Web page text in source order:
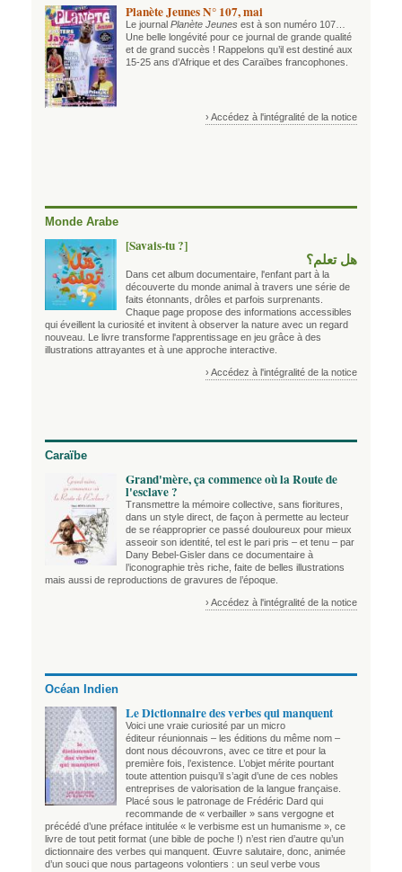
Planète Jeunes N° 107, mai
Le journal Planète Jeunes est à son numéro 107…
Une belle longévité pour ce journal de grande qualité
et de grand succès ! Rappelons qu’il est destiné aux
15-25 ans d’Afrique et des Caraïbes francophones.
› Accédez à l'intégralité de la notice
Monde Arabe
[Savais-tu ?]
هل تعلم؟
Dans cet album documentaire, l'enfant part à la
découverte du monde animal à travers une série de
faits étonnants, drôles et parfois surprenants.
Chaque page propose des informations accessibles
qui éveillent la curiosité et invitent à observer la nature avec un regard
nouveau. Le livre transforme l'apprentissage en jeu grâce à des
illustrations attrayantes et à une approche interactive.
› Accédez à l'intégralité de la notice
Caraïbe
Grand'mère, ça commence où la Route de
l'esclave ?
Transmettre la mémoire collective, sans fioritures,
dans un style direct, de façon à permette au lecteur
de se réapproprier ce passé douloureux pour mieux
asseoir son identité, tel est le pari pris – et tenu – par
Dany Bebel-Gisler dans ce documentaire à
l’iconographie très riche, faite de belles illustrations
mais aussi de reproductions de gravures de l’époque.
› Accédez à l'intégralité de la notice
Océan Indien
Le Dictionnaire des verbes qui manquent
Voici une vraie curiosité par un micro
éditeur réunionnais – les éditions du même nom –
dont nous découvrons, avec ce titre et pour la
première fois, l’existence. L’objet mérite pourtant
toute attention puisqu’il s’agit d’une de ces nobles
entreprises de valorisation de la langue française.
Placé sous le patronage de Frédéric Dard qui
recommande de « verbailler » sans vergogne et
précédé d’une préface intitulée « le verbisme est un humanisme », ce
livre de tout petit format (une bible de poche !) n’est rien d’autre qu’un
dictionnaire des verbes qui manquent. Œuvre salutaire, donc, animée
d’un souci que nous partageons volontiers : un seul verbe vous